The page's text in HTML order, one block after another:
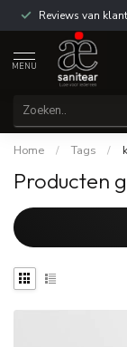
Reviews van
MENU
Home / Tags /
Producten